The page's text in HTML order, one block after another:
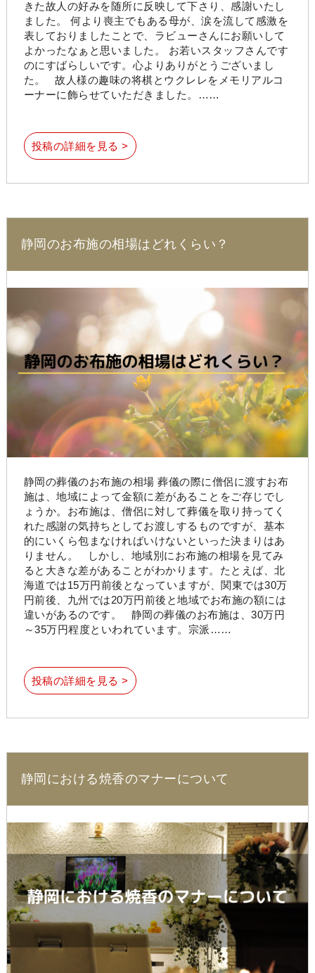
きた故人の好みを随所に反映して下さり、感謝いたし
ました。 何より喪主でもある母が、涙を流して感激を
表しておりましたことで、ラビューさんにお願いして
よかったなぁと思いました。 お若いスタッフさんです
のにすばらしいです。心よりありがとうございまし
た。 故人様の趣味の将棋とウクレレをメモリアルコ
ーナーに飾らせていただきました。……
投稿の詳細を見る >
静岡のお布施の相場はどれくらい？
静岡の葬儀のお布施の相場 葬儀の際に僧侶に渡すお布
施は、地域によって金額に差があることをご存じでし
ょうか。お布施は、僧侶に対して葬儀を取り持ってく
れた感謝の気持ちとしてお渡しするものですが、基本
的にいくら包まなければいけないといった決まりはあ
りません。 しかし、地域別にお布施の相場を見てみ
ると大きな差があることがわかります。たとえば、北
海道では15万円前後となっていますが、関東では30万
円前後、九州では20万円前後と地域でお布施の額には
違いがあるのです。 静岡の葬儀のお布施は、30万円
～35万円程度といわれています。宗派……
投稿の詳細を見る >
静岡における焼香のマナーについて